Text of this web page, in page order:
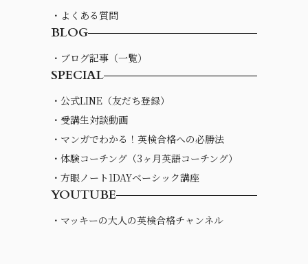
・よくある質問
BLOG
・ブログ記事（一覧）
SPECIAL
・公式LINE（友だち登録）
・受講生対談動画
・マンガでわかる！英検合格への必勝法
・体験コーチング（3ヶ月英語コーチング）
・方眼ノート1DAYベーシック講座
YOUTUBE
・マッキーの大人の英検合格チャンネル